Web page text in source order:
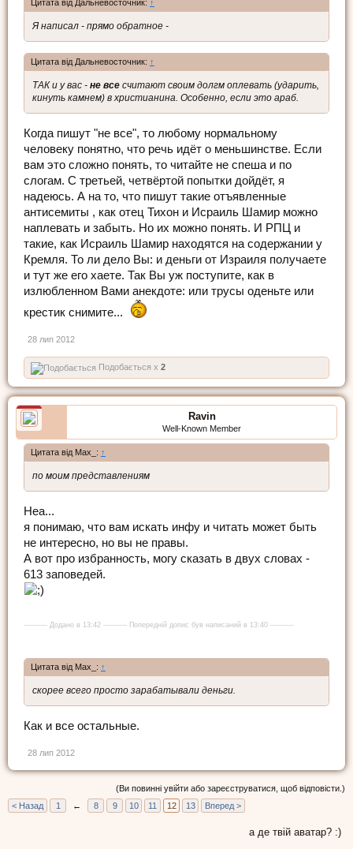
Цитата від Дальневосточник: ↑
Я написал - прямо обратное -
Цитата від Дальневосточник: ↑
ТАК и у вас - не все считают своим долгм оплевать (ударить,
кинуть камнем) в христианина. Особенно, если это араб.
Когда пишут "не все", то любому нормальному
человеку понятно, что речь идёт о меньшинстве. Если
вам это сложно понять, то читайте не спеша и по
слогам. С третьей, четвёртой попытки дойдёт, я
надеюсь. А на то, что пишут такие отъявленные
антисемиты , как отец Тихон и Исраиль Шамир можно
наплевать и забыть. Но их можно понять. И РПЦ и
такие, как Исраиль Шамир находятся на содержании у
Кремля. То ли дело Вы: и деньги от Израиля получаете
и тут же его хаете. Так Вы уж поступите, как в
излюбленном Вами анекдоте: или трусы оденьте или
крестик снимите...
28 лип 2012
Подобається x 2
Ravin
Well-Known Member
Цитата від Max_: ↑
по моим представлениям
Неа...
я понимаю, что вам искать инфу и читать может быть
не интересно, но вы не правы.
А вот про избранность, могу сказать в двух словах -
613 заповедей.
---------- Додано в 13:42 ---------- Попередній допис був написаний в 13:40 ----------
Цитата від Max_: ↑
скорее всего просто зарабатывали деньги.
Как и все остальные.
28 лип 2012
(Ви повинні увійти або зареєструватися, щоб відповісти.)
< Назад
1 ← 8 9 10 11 12 13 Вперед >
а де твій аватар? :)